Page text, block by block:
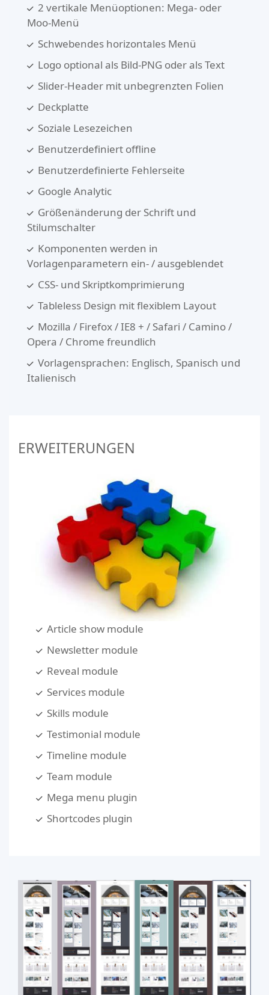
2 vertikale Menüoptionen: Mega- oder
Moo-Menü
Schwebendes horizontales Menü
Logo optional als Bild-PNG oder als Text
Slider-Header mit unbegrenzten Folien
Deckplatte
Soziale Lesezeichen
Benutzerdefiniert offline
Benutzerdefinierte Fehlerseite
Google Analytic
Größenänderung der Schrift und
Stilumschalter
Komponenten werden in
Vorlagenparametern ein- / ausgeblendet
CSS- und Skriptkomprimierung
Tableless Design mit flexiblem Layout
Mozilla / Firefox / IE8 + / Safari / Camino /
Opera / Chrome freundlich
Vorlagensprachen: Englisch, Spanisch und
Italienisch
ERWEITERUNGEN
Article show module
Newsletter module
Reveal module
Services module
Skills module
Testimonial module
Timeline module
Team module
Mega menu plugin
Shortcodes plugin